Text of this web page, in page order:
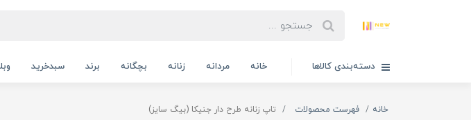
دسته‌بندی کالاها خانه مردانه زنانه بچگانه برند سبدخرید
خانه فهرست محصولات تاپ زنانه طرح دار جنیکا (بیگ سایز)